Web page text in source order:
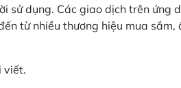
sử dụng. Các giao dịch trên ứng
từ nhiều thương hiệu mua
viết.